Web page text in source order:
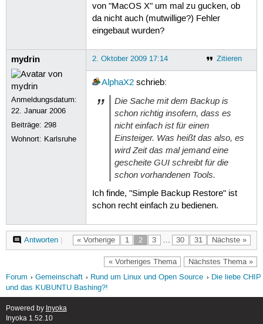
von "MacOS X" um mal zu gucken, ob
da nicht auch (mutwillige?) Fehler
eingebaut wurden?
mydrin
Anmeldungsdatum:
22. Januar 2006
Beiträge:298
Wohnort: Karlsruhe
Zitieren
2. Oktober 2009 17:14
AlphaX2schrieb:
Die Sache mit dem Backup is
schon richtig insofern, dass es
nicht einfach ist für einen
Einsteiger. Was heißt das also, es
wird Zeit das mal jemand eine
gescheite GUI schreibt für die
schon vorhandenen Tools.
Ich finde, "Simple Backup Restore" ist
schon recht einfach zu bedienen.
« Vorherige 1 2 3 … 30 31 Nächste »
Antworten|
« Vorheriges Thema Nächstes Thema »
Forum Gemeinschaft Rund um Linux und Open Source
Die liebe CHIP
und das KUBUNTU Bashing?!
Powered by Inyoka
Inyoka 1.52.10